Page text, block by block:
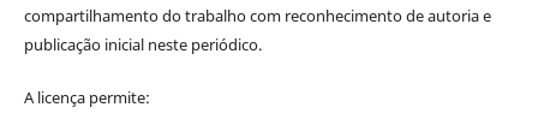
compartilhamento do trabalho com reconhecimento de autoria e
publicação inicial neste periódico.
A licença permite: